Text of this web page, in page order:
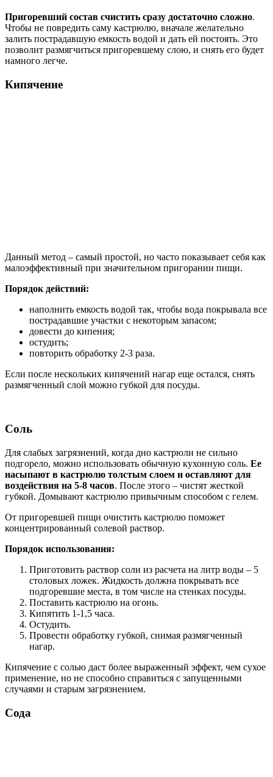
Пригоревший состав счистить сразу достаточно сложно.
Чтобы не повредить саму кастрюлю, вначале желательно
залить пострадавшую емкость водой и дать ей постоять. Это
позволит размягчиться пригоревшему слою, и снять его будет
намного легче.
Кипячение
Данный метод – самый простой, но часто показывает себя как
малоэффективный при значительном пригорании пищи.
Порядок действий:
наполнить емкость водой так, чтобы вода покрывала все
пострадавшие участки с некоторым запасом;
довести до кипения;
остудить;
повторить обработку 2-3 раза.
Если после нескольких кипячений нагар еще остался, снять
размягченный слой можно губкой для посуды.
Соль
Для слабых загрязнений, когда дно кастрюли не сильно
подгорело, можно использовать обычную кухонную соль. Ее
насыпают в кастрюлю толстым слоем и оставляют для
воздействия на 5-8 часов. После этого – чистят жесткой
губкой. Домывают кастрюлю привычным способом с гелем.
От пригоревшей пищи очистить кастрюлю поможет
концентрированный солевой раствор.
Порядок использования:
Приготовить раствор соли из расчета на литр воды – 5
столовых ложек. Жидкость должна покрывать все
подгоревшие места, в том числе на стенках посуды.
Поставить кастрюлю на огонь.
Кипятить 1-1,5 часа.
Остудить.
Провести обработку губкой, снимая размягченный
нагар.
Кипячение с солью даст более выраженный эффект, чем сухое
применение, но не способно справиться с запущенными
случаями и старым загрязнением.
Сода